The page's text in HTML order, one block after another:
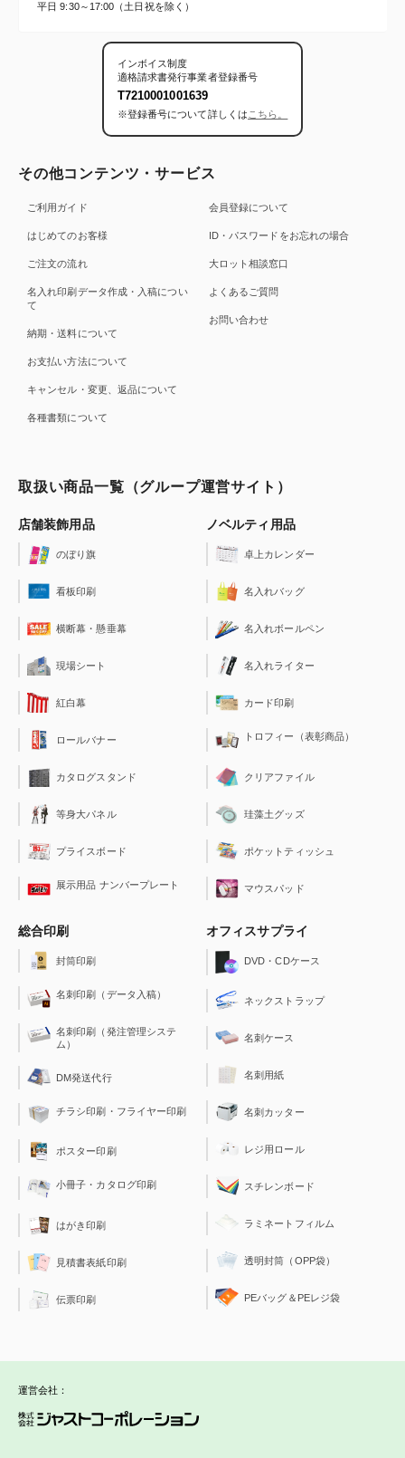
新商品
2024/09/26
2024/08/06
三菱鉛筆【ジェットストリームライトタッチ インク0.5】新登場！
2023/02/02
名入れペンEXPRESSオリジナル【スムースタッチメタル】新登場！
年度末キャンペーンセール！オリジナリティ抜群のペンが最大30%OFF！
新商品
名入れペンEXPRESSオリジナル【印鑑付き（シヤチハタ）ボールペン】新
名入れペンEXPRESSオリジナル【ガイア】がプライスダウン！
新商品
三菱鉛筆「ユニボールONE」新登場！
新商品
2020/12/3
三菱鉛筆「ジェットストリーム4C+1 Metal Edition」新登場！
新商品
細菌の繁殖を抑えていつでも清潔・安心！抗菌ボールペン
疫病退散！アマビエロゴ入りボールペンがお得！
新商品
2020/8/20
レーザーポインター＋登場
新商品
ブレン3C
ジェットストリーム4C+1 0.5新色追加
ベルベットケースプレゼントキャンペーン実施中【終了しました】
新商品
2020/3/16
新商品
ZEBRA「blen（ブレン）」が新登場！
新サービス
2019/11/28
新サービス
360°ロゴが入る、業界初の回転名入れ
「フロル」に新色登場！
新商品
2019/10/24
光を照らして書けるライト付きボールペン「ライトライト」登場！
新商品
名入れペンEXPRESSオリジナル商品5種追加しました！
名入れペンと同時注文でベルベットケースプレゼント【終了しました】
お知らせ
名入れペンEXPRESSをリニューアルオー
プンしました！
平日 9:30～17:00（土日祝を除く）
インボイス制度
適格請求書発行事業者登録番号
T7210001001639
※登録番号について詳しくは こちら。
その他コンテンツ・サービス
ご利用ガイド
はじめてのお客様
ご注文の流れ
名入れ印刷データ作成・入稿につい
て
納期・送料について
お支払い方法について
キャンセル・変更、返品について
各種書類について
会員登録について
ID・パスワードをお忘れの場合
大ロット相談窓口
よくあるご質問
お問い合わせ
取扱い商品一覧（グループ運営サイト）
店舗装飾用品
のぼり旗
看板印刷
横断幕・懸垂幕
現場シート
紅白幕
ロールバナー
カタログスタンド
等身大パネル
プライスボード
展示用品 ナンバープレート
ノベルティ用品
卓上カレンダー
名入れバッグ
名入れボールペン
名入れライター
カード印刷
トロフィー（表彰商品）
クリアファイル
珪藻土グッズ
ポケットティッシュ
マウスパッド
総合印刷
封筒印刷
名刺印刷（データ入稿）
名刺印刷（発注管理システ
ム）
DM発送代行
チラシ印刷・フライヤー印刷
ポスター印刷
小冊子・カタログ印刷
はがき印刷
見積書表紙印刷
伝票印刷
オフィスサプライ
DVD・CDケース
ネックストラップ
名刺ケース
名刺用紙
名刺カッター
レジ用ロール
スチレンボード
ラミネートフィルム
透明封筒（OPP袋）
PEバッグ＆PEレジ袋
運営会社：